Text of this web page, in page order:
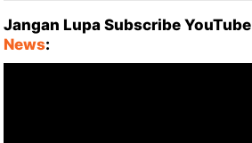
Jangan Lupa Subscribe YouTube
News: